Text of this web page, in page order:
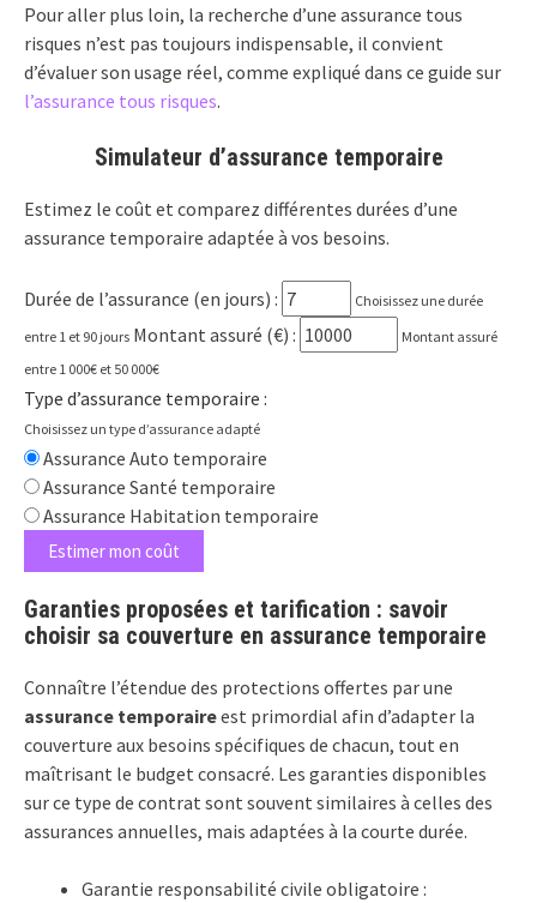
Pour aller plus loin, la recherche d’une assurance tous
risques n’est pas toujours indispensable, il convient
d’évaluer son usage réel, comme expliqué dans ce guide sur
l’assurance tous risques.
Simulateur d’assurance temporaire
Estimez le coût et comparez différentes durées d’une
assurance temporaire adaptée à vos besoins.
Durée de l’assurance (en jours) :
Choisissez une durée
entre 1 et 90 jours Montant assuré (€) :
Montant assuré
entre 1 000€ et 50 000€
Type d’assurance temporaire :
Choisissez un type d’assurance adapté
Assurance Auto temporaire
Assurance Santé temporaire
Assurance Habitation temporaire
Estimer mon coût
Garanties proposées et tarification : savoir
choisir sa couverture en assurance temporaire
Connaître l’étendue des protections offertes par une
assurance temporaireest primordial afin d’adapter la
couverture aux besoins spécifiques de chacun, tout en
maîtrisant le budget consacré. Les garanties disponibles
sur ce type de contrat sont souvent similaires à celles des
assurances annuelles, mais adaptées à la courte durée.
Garantie responsabilité civile obligatoire :